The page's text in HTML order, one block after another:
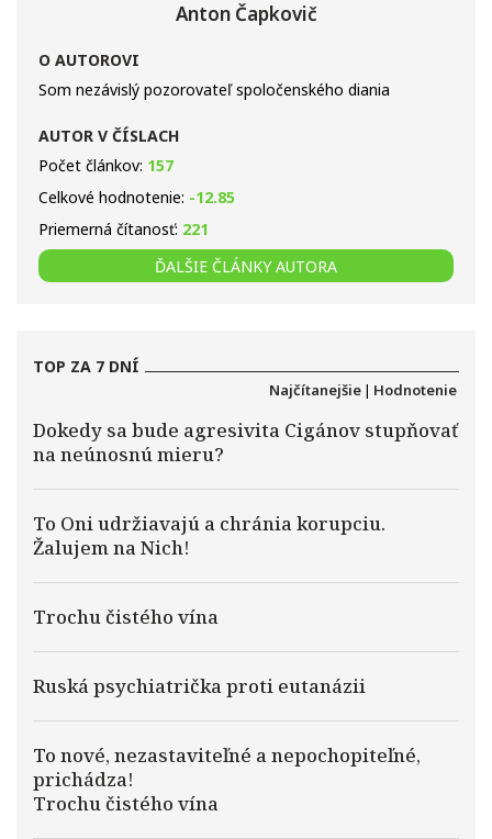
Anton Čapkovič
O AUTOROVI
Som nezávislý pozorovateľ spoločenského diania
AUTOR V ČÍSLACH
Počet článkov: 157
Celkové hodnotenie: -12.85
Priemerná čítanosť: 221
ĎALŠIE ČLÁNKY AUTORA
TOP ZA 7 DNÍ
Najčítanejšie | Hodnotenie
Dokedy sa bude agresivita Cigánov stupňovať
na neúnosnú mieru?
To Oni udržiavajú a chránia korupciu.
Žalujem na Nich!
Trochu čistého vína
Ruská psychiatrička proti eutanázii
To nové, nezastaviteľné a nepochopiteľné,
prichádza!
Trochu čistého vína